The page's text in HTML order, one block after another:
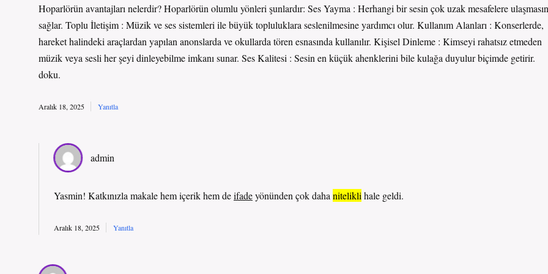
Hoparlörün avantajları nelerdir? Hoparlörün olumlu yönleri şunlardır: Ses Yayma : Herhangi bir sesin çok uzak mesafelere
sağlar. Toplu İletişim : Müzik ve ses sistemleri ile büyük topluluklara seslenilmesine yardımcı olur. Kullanım Alanları : Konserlerde,
hareket halindeki araçlardan yapılan anonslarda ve okullarda tören esnasında kullanılır. Kişisel Dinleme : Kimseyi rahatsız etmeden
müzik veya sesli her şeyi dinleyebilme imkanı sunar. Ses Kalitesi : Sesin en küçük ahenklerini bile kulağa duyulur biçimde getirir.
doku.
Aralık 18, 2025 Yanıtla
admin
Yasmin! Katkınızla makale hemiçerikhem deifadeyönünden çok daha nitelikli hale geldi.
Aralık 18, 2025 Yanıtla